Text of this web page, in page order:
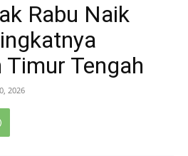
Rabu Naik
Timur Tengah
2026